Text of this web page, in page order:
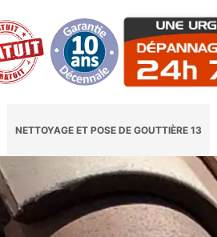
NETTOYAGE ET POSE DE GOUTTIÈRE 13